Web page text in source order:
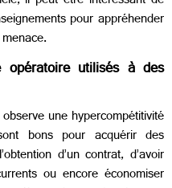
pour appréhender
opératoire utilisés à des
une hypercompétitivité
bons pour acquérir des
d’un contrat, d’avoir
ou encore économiser